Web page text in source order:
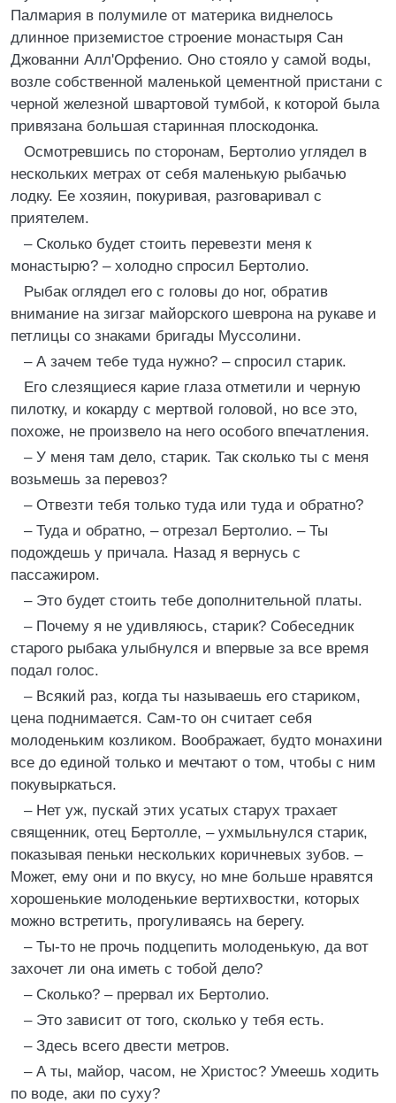
Палмария в полумиле от материка виднелось
длинное приземистое строение монастыря Сан
Джованни Алл'Орфенио. Оно стояло у самой воды,
возле собственной маленькой цементной пристани с
черной железной швартовой тумбой, к которой была
привязана большая старинная плоскодонка.
Осмотревшись по сторонам, Бертолио углядел в
нескольких метрах от себя маленькую рыбачью
лодку. Ее хозяин, покуривая, разговаривал с
приятелем.
– Сколько будет стоить перевезти меня к
монастырю? – холодно спросил Бертолио.
Рыбак оглядел его с головы до ног, обратив
внимание на зигзаг майорского шеврона на рукаве и
петлицы со знаками бригады Муссолини.
– А зачем тебе туда нужно? – спросил старик.
Его слезящиеся карие глаза отметили и черную
пилотку, и кокарду с мертвой головой, но все это,
похоже, не произвело на него особого впечатления.
– У меня там дело, старик. Так сколько ты с меня
возьмешь за перевоз?
– Отвезти тебя только туда или туда и обратно?
– Туда и обратно, – отрезал Бертолио. – Ты
подождешь у причала. Назад я вернусь с
пассажиром.
– Это будет стоить тебе дополнительной платы.
– Почему я не удивляюсь, старик? Собеседник
старого рыбака улыбнулся и впервые за все время
подал голос.
– Всякий раз, когда ты называешь его стариком,
цена поднимается. Сам-то он считает себя
молоденьким козликом. Воображает, будто монахини
все до единой только и мечтают о том, чтобы с ним
покувыркаться.
– Нет уж, пускай этих усатых старух трахает
священник, отец Бертолле, – ухмыльнулся старик,
показывая пеньки нескольких коричневых зубов. –
Может, ему они и по вкусу, но мне больше нравятся
хорошенькие молоденькие вертихвостки, которых
можно встретить, прогуливаясь на берегу.
– Ты-то не прочь подцепить молоденькую, да вот
захочет ли она иметь с тобой дело?
– Сколько? – прервал их Бертолио.
– Это зависит от того, сколько у тебя есть.
– Здесь всего двести метров.
– А ты, майор, часом, не Христос? Умеешь ходить
по воде, аки по суху?